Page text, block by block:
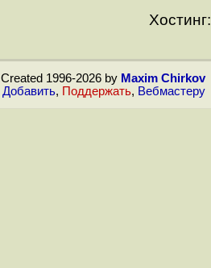
Хостинг:
Created 1996-2026 by Maxim Chirkov
Добавить, Поддержать, Вебмастеру